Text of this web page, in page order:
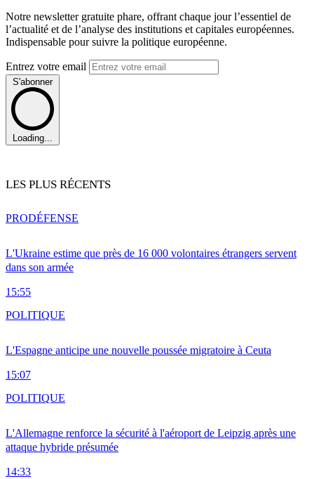
Notre newsletter gratuite phare, offrant chaque jour l’essentiel de
l’actualité et de l’analyse des institutions et capitales européennes.
Indispensable pour suivre la politique européenne.
Entrez votre email
S'abonner
Loading...
LES PLUS RÉCENTS
L'Ukraine estime que près de 16 000 volontaires étrangers servent
dans son armée
15:55
PRODÉFENSE
L'Espagne anticipe une nouvelle poussée migratoire à Ceuta
15:07
POLITIQUE
L'Allemagne renforce la sécurité à l'aéroport de Leipzig après une
attaque hybride présumée
14:33
POLITIQUE